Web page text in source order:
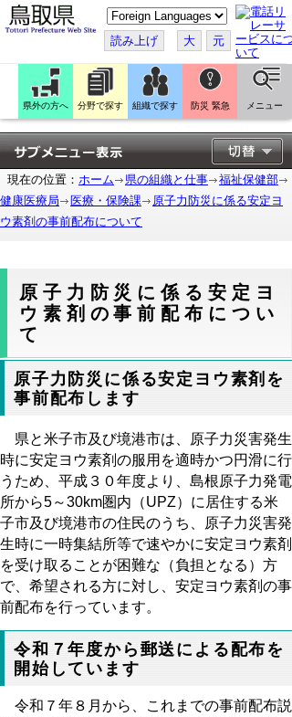
こ
の
ペ
ー
ジ
翻
訳
す
る
読み上げ 大 元
県外の方へ 分野で探す 組織で探す 防災 緊急 メニュー
現在の位置： ホーム 県の組織と仕事
福祉保健部
健康医療局
医療・保険課
原子力防災に係る安定ヨ
ウ素剤の事前配布について
原子力防災に係る安定ヨ
ウ素剤の事前配布につい
て
原子力防災に係る安定ヨウ素剤を
事前配布します
県と米子市及び境港市は、原子力災害発生
時に安定ヨウ素剤の服用を適時かつ円滑に行
うため、平成３０年度より、島根原子力発電
所から5～30km圏内 （UPZ） に居住する米
子市及び境港市の住民のうち、原子力災害発
生時に一時集結所等で速やかに安定ヨウ素剤
を受け取ることが困難な（負担となる）方
で、希望される方に対し、安定ヨウ素剤の事
前配布を行っています。
令和７年度から郵送による配布を
開始しています
令和７年８月から、これまでの事前配布説